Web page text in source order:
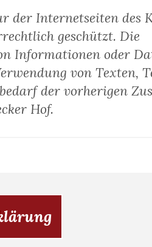
Internetseiten des
geschützt. Die
Informationen oder
von Texten,
der vorherigen
Hof.